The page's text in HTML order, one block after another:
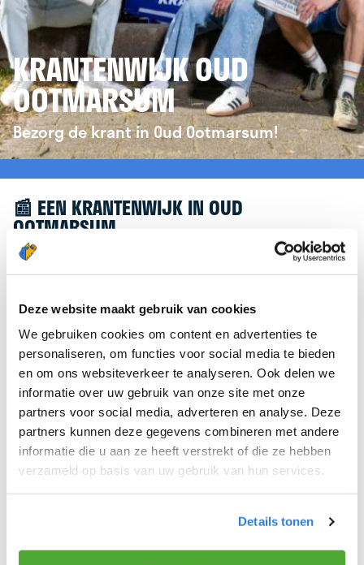
Deze website maakt gebruik van cookies
We gebruiken cookies om content en advertenties te
personaliseren, om functies voor social media te bieden
en om ons websiteverkeer te analyseren. Ook delen we
informatie over uw gebruik van onze site met onze
partners voor social media, adverteren en analyse. Deze
partners kunnen deze gegevens combineren met andere
informatie die u aan ze heeft verstrekt of die ze hebben
verzameld op basis van uw gebruik van hun services.
Details tonen
KRANTENWIJK OUD
OOTMARSUM
Bezorg de krant in Oud Ootmarsum!
📰 EEN KRANTENWIJK IN OUD
OOTMARSUM
Leuk dat je geïnteresseerd bent in een
helpen, verwijzen we je graag door naar de
website vankrantenbezorgen.nl. Daar kun je je
eenvoudig aanmelden om de krant te bezorgen in
Oud Ootmarsum.
We hopen dat je snel aan de slag kunt en wensen
je veel succes! 🚴‍♂️💨
Meld je aan als krantenbezorger!